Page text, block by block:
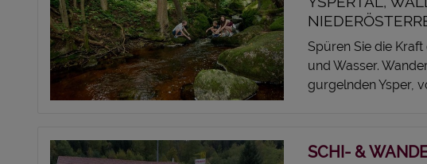
Spüren Sie die
und Wasser.
gurgelnden Ysper,
SCHI- &